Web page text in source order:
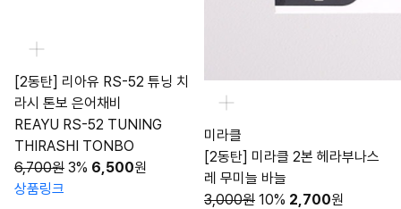
[2동탄] 리아유 RS-52 튜닝 치
라시 톤보 은어채비
REAYU RS-52 TUNING
THIRASHI TONBO
6,700원 3% 6,500원
상품링크
미라클
[2동탄] 미라클 2본 헤라부나스
레 무미늘 바늘
3,000원 10% 2,700원